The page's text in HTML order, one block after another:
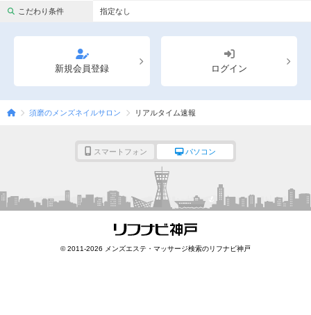
完全個室
ペアルームあり シャワー室完備
フットバスあり
専用駐車場あり 有資格者在籍
日本人スタッフのみ 女性スタッフのみ
Ｗセラピスト
こだわり条件を変更
こだわり条件 指定なし
新規会員登録 ログイン
須磨のメンズネイルサロン リアルタイム速報
スマートフォン パソコン
© 2011-2026 メンズエステ・マッサージ検索のリフナビ神戸